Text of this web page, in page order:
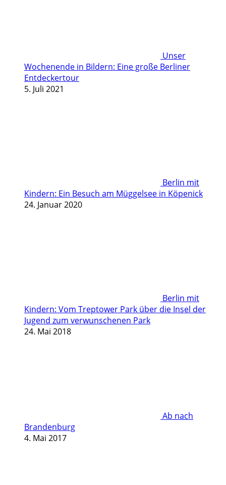
Unser
Wochenende in Bildern: Eine große Berliner
Entdeckertour
5. Juli 2021
Berlin mit
Kindern: Ein Besuch am Müggelsee in Köpenick
24. Januar 2020
Berlin mit
Kindern: Vom Treptower Park über die Insel der
Jugend zum verwunschenen Park
24. Mai 2018
Ab nach
Brandenburg
4. Mai 2017